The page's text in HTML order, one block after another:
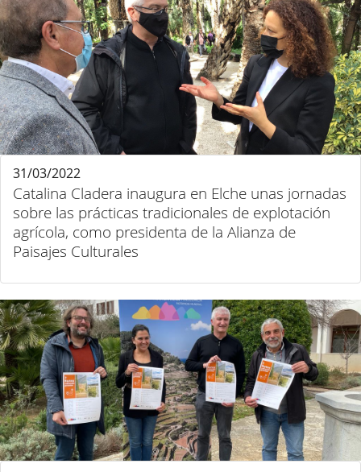
Catalina Cladera inaugura en Elche unas jornadas
sobre las prácticas tradicionales de explotación
agrícola, como presidenta de la Alianza de
Paisajes Culturales
31/03/2022